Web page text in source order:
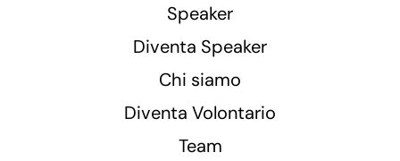
Speaker
Diventa Speaker
Chi siamo
Diventa Volontario
Team